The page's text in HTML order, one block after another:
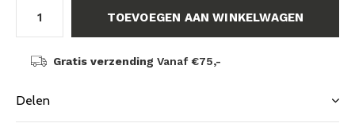
TOEVOEGEN AAN WINKELWAGEN
Gratis verzending Vanaf €75,-
Delen